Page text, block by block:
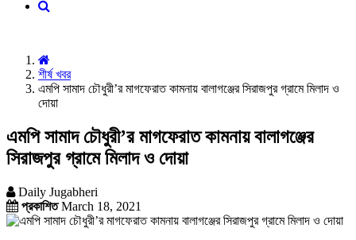
শীর্ষ খবর
এমপি সামাদ চৌধুরী’র মাগফেরাত কামনায় বালাগঞ্জের সিরাজপুর গ্রামে মিলাদ ও
দোয়া
এমপি সামাদ চৌধুরী’র মাগফেরাত কামনায় বালাগঞ্জের
সিরাজপুর গ্রামে মিলাদ ও দোয়া
Daily Jugabheri
প্রকাশিতMarch 18, 2021